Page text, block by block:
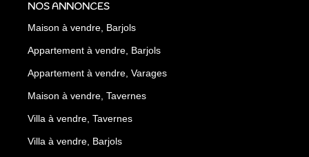
NOS ANNONCES
Maison à vendre, Barjols
Appartement à vendre, Barjols
Appartement à vendre, Varages
Maison à vendre, Tavernes
Villa à vendre, Tavernes
Villa à vendre, Barjols